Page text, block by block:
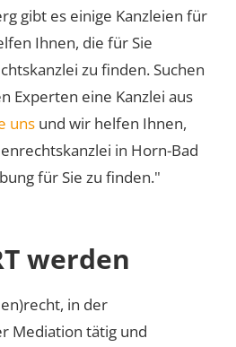
gibt es einige Kanzleien für
Ihnen, die für Sie
zu finden. Suchen
Experten eine Kanzlei aus
uns und wir helfen Ihnen,
in Horn-Bad
für Sie zu finden."
werden
in der
Mediation tätig und